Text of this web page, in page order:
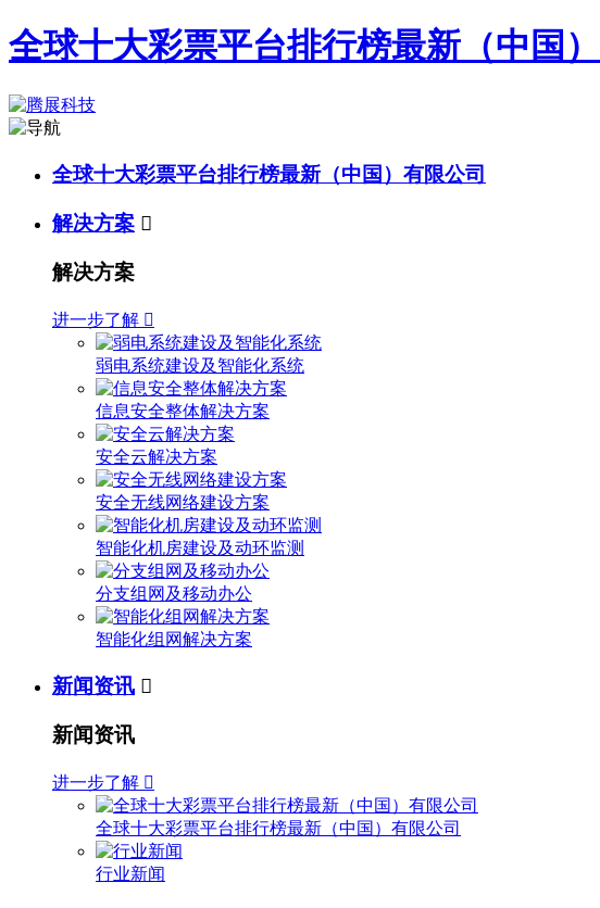
全球十大彩票平台排行榜最新（中国
全球十大彩票平台排行榜最新（中国）有限公司
解决方案 
解决方案
进一步了解 
弱电系统建设及智能化系统
信息安全整体解决方案
安全云解决方案
安全无线网络建设方案
智能化机房建设及动环监测
分支组网及移动办公
智能化组网解决方案
新闻资讯 
新闻资讯
进一步了解 
全球十大彩票平台排行榜最新（中国）有限公司
行业新闻